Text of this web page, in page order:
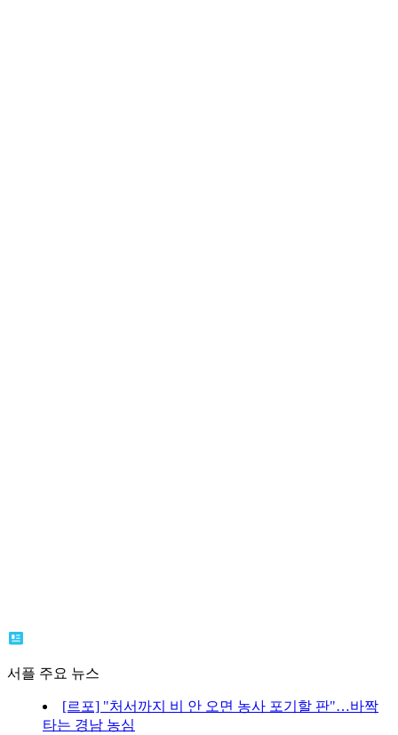
서플 주요 뉴스
[르포] "처서까지 비 안 오면 농사 포기할 판"…바짝
타는 경남 농심